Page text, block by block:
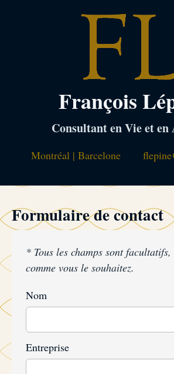
François
Consultant en Vie et en
Montréal | Barcelone
Formulaire de contact
* Tous les champs sont
comme vous le souhaitez.
Nom
Entreprise